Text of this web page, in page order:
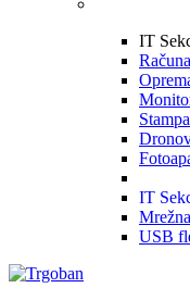
IT
IT
USB